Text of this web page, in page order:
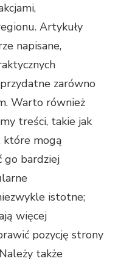
Artykuły
napisane,
zarówno
Warto również
treści, takie jak
które mogą
go bardziej
istotne;
więcej
pozycję strony
także